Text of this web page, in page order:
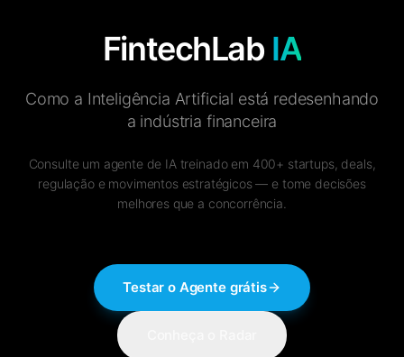
FintechLab IA
Como a Inteligência Artificial está redesenhando
a indústria financeira
Consulte um agente de IA treinado em 400+ startups, deals,
regulação e movimentos estratégicos — e tome decisões
melhores que a concorrência.
Testar o Agente grátis